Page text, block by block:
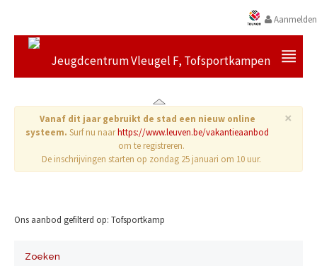
Aanmelden
Jeugdcentrum Vleugel F, Tofsportkampen
×
Vanaf dit jaar gebruikt de stad een nieuw online
systeem. Surf nu naarhttps://www.leuven.be/vakantieaanbod
om te registreren.
De inschrijvingen starten op zondag 25 januari om 10 uur.
Ons aanbod gefilterd op: Tofsportkamp
Zoeken